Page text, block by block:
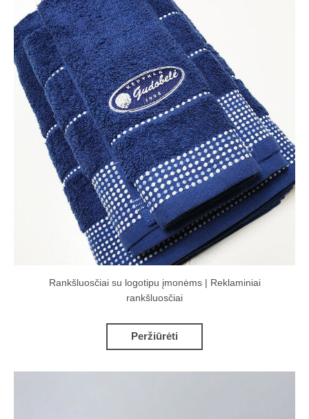
Rankšluosčiai su logotipu įmonėms | Reklaminiai
rankšluosčiai
Peržiūrėti